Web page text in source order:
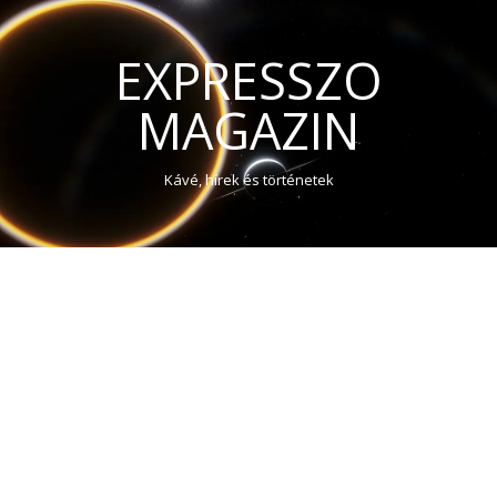
EXPRESSZO
MAGAZIN
Kávé, hírek és történetek